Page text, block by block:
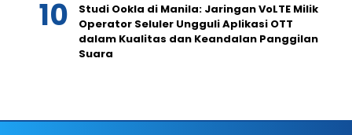
Studi Ookla di Manila: Jaringan VoLTE Milik
Operator Seluler Ungguli Aplikasi OTT
dalam Kualitas dan Keandalan Panggilan
Suara